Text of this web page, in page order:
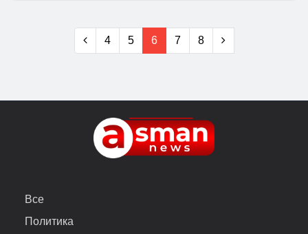
4 5 6 7 8
Все
Политика